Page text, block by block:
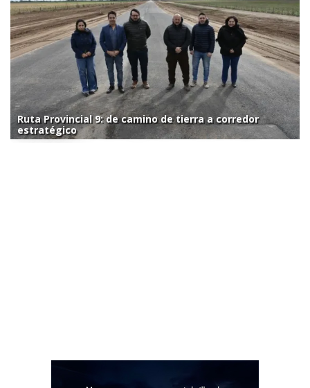
Ruta Provincial 9: de camino de tierra a corredor
estratégico